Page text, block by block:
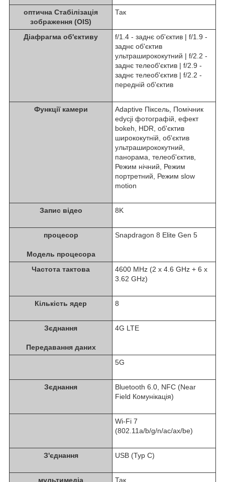
оптична Стабілізація
зображення (OIS)
Так
Діафрагма об'єктиву
f/1.4 - заднє об'єктив | f/1.9 -
заднє об'єктив
ультраширококутний | f/2.2 -
заднє телеоб'єктив | f/2.9 -
заднє телеоб'єктив | f/2.2 -
передній об'єктив
Функції камери
Adaptive Піксель, Помічник
edycji фотографій, ефект
bokeh, HDR, об'єктив
ширококутній, об'єктив
ультраширококутний,
панорама, телеоб'єктив,
Режим нічний, Режим
портретний, Режим slow
motion
Запис відео 8K
процесор
Модель процесора
Snapdragon 8 Elite Gen 5
Частота тактова
4600 MHz (2 x 4.6 GHz + 6 x
3.62 GHz)
Кількість ядер 8
Зєднання
Передавання даних
4G LTE
5G
Зєднання
Bluetooth 6.0, NFC (Near
Field Комунікація)
Wi-Fi 7
(802.11a/b/g/n/ac/ax/be)
З'єднання USB (Typ C)
мультимедіа Так